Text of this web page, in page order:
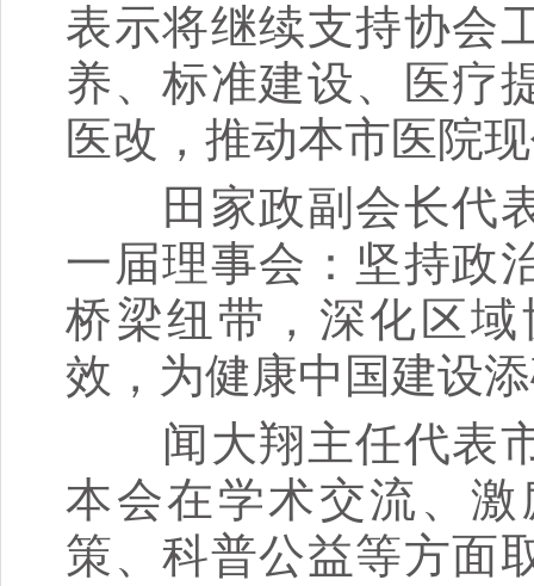
表示将继续支持协会
养、标准建设、医疗
医改，推动本市医院
田家政副会长代表
一届理事会：坚持政
桥梁纽带，深化区
效，为健康中国建设
闻大翔主任代表市
本会在学术交流、
策、科普公益等方面